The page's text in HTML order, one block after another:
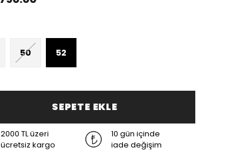
50 52
SEPETE EKLE
2000 TL üzeri
ücretsiz kargo
10 gün içinde
iade değişim